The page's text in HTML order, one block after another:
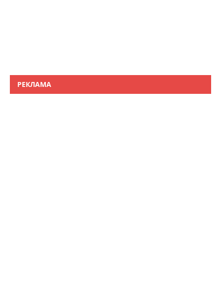
РЕКЛАМА